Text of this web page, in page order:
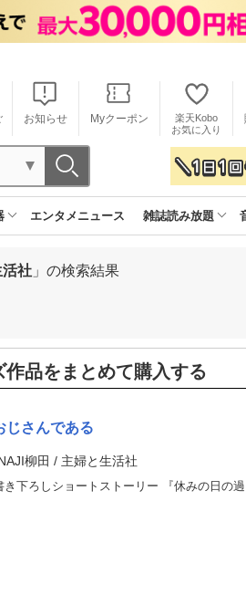
お知らせ Myクーポン
楽天Kobo
お気に入り
エンタメニュース 雑誌読み放題
社 」の検索結果
作品をまとめて購入する
じさんである
柳田 / 主婦と生活社